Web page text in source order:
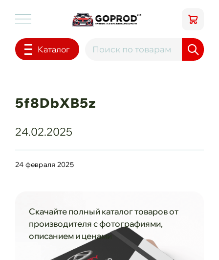
Каталог
5f8DbXB5z
24.02.2025
24 февраля 2025
Скачайте полный каталог товаров от
производителя с фотографиями,
описанием и ценами